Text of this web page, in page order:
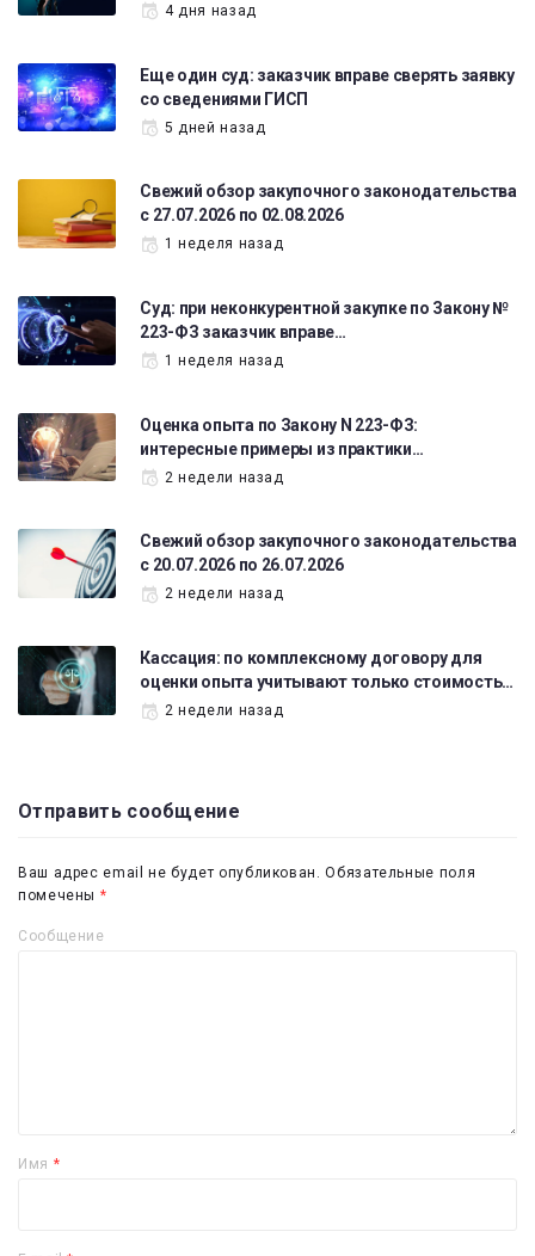
4 дня назад
Еще один суд: заказчик вправе сверять заявку
со сведениями ГИСП
5 дней назад
Свежий обзор закупочного законодательства
с 27.07.2026 по 02.08.2026
1 неделя назад
Суд: при неконкурентной закупке по Закону №
223-ФЗ заказчик вправе…
1 неделя назад
Оценка опыта по Закону N 223-ФЗ:
интересные примеры из практики…
2 недели назад
Свежий обзор закупочного законодательства
с 20.07.2026 по 26.07.2026
2 недели назад
Кассация: по комплексному договору для
оценки опыта учитывают только стоимость…
2 недели назад
Отправить сообщение
Ваш адрес email не будет опубликован. Обязательные поля
помечены *
Сообщение
Имя *